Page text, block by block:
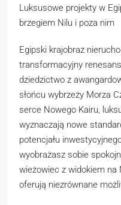
Luksusowe projekty w
brzegiem Nilu i poza nim
Egipski krajobraz
transformacyjny
dziedzictwo z
słońcu wybrzeży Morza
serce Nowego Kairu,
wyznaczają nowe
potencjału
wyobrażasz sobie
wieżowiec z widokiem na
oferują niezrównane